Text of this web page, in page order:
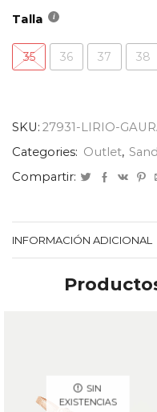
Talla
35 36 37 38
SKU: 27931-LIRIO-
Categories: Outlet,
Compartir:
INFORMACIÓN ADICIONAL
SIN
EXISTENCIAS